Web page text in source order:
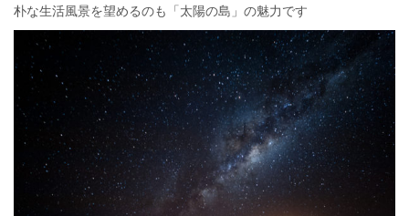
朴な生活風景を望めるのも「太陽の島」の魅力です